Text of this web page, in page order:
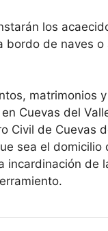
los
bordo de naves o
matrimonios
Cuevas del
Civil de Cuevas
sea el domicilio
incardinación de